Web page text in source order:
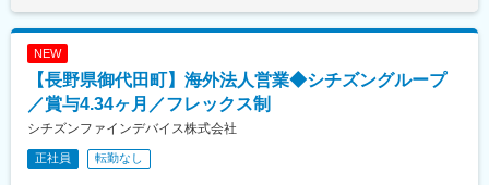
ず、国内の大手メーカーはもちろん、多くの国外大手メーカーに
務用エアコン など
＜キャリアプラン(一例)＞
1年目：小規模物件を担当
2年目：老人保健施設など、空調台数の多い物件を担当
す。※賞与は業績・個人評価に連動します。賃金はあくまでも目安
の金額であり、選考を通じて上下する可能性があります。月給(月
NEW
【長野県御代田町】海外法人営業◆シチズングループ
／賞与4.34ヶ月／フレックス制
シチズンファインデバイス株式会社
正社員 転勤なし